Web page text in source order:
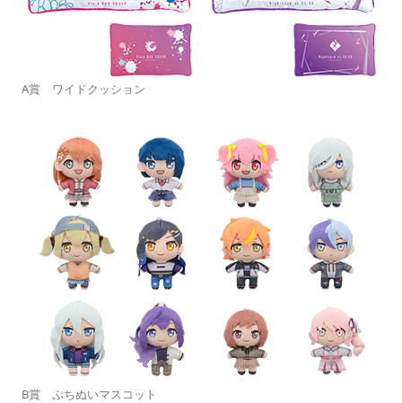
A賞 ワイドクッション
B賞 ぷちぬいマスコット